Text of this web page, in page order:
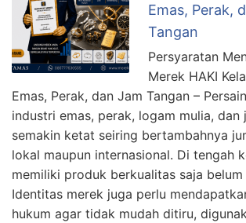
Emas, Perak,
Tangan
Persyaratan
Merek HAKI
Emas, Perak, dan Jam Tangan –
industri emas, perak, logam mulia, dan
semakin ketat seiring bertambahnya
lokal maupun internasional. Di tengah
memiliki produk berkualitas saja belum
Identitas merek juga perlu
hukum agar tidak mudah ditiru,